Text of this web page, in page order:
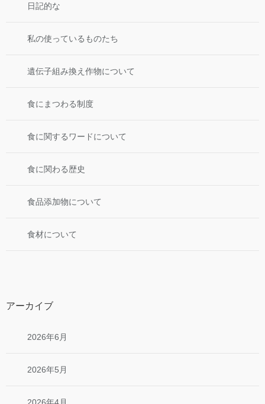
日記的な
私の使っているものたち
遺伝子組み換え作物について
食にまつわる制度
食に関するワードについて
食に関わる歴史
食品添加物について
食材について
アーカイブ
2026年6月
2026年5月
2026年4月